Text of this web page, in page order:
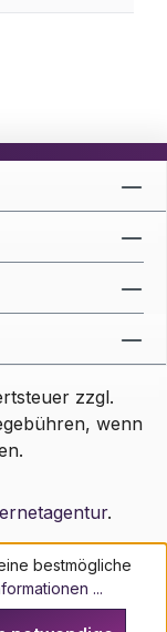
zzgl.
wenn
.
bestmögliche
...